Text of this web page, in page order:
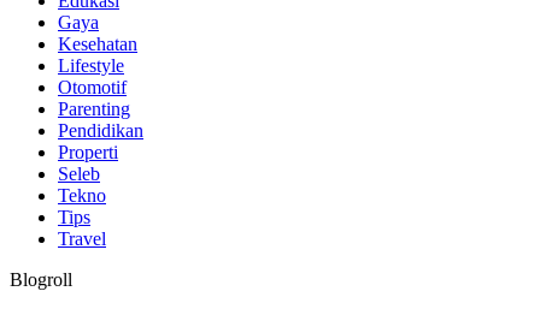
Gaya
Kesehatan
Lifestyle
Otomotif
Parenting
Pendidikan
Properti
Seleb
Tekno
Tips
Travel
Blogroll